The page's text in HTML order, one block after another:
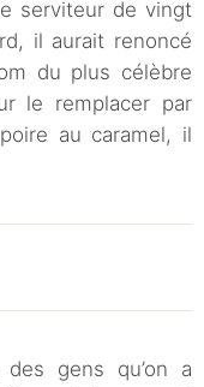
serviteur de vingt
il aurait renoncé
du plus célèbre
le remplacer par
au caramel, il
gens qu’on a